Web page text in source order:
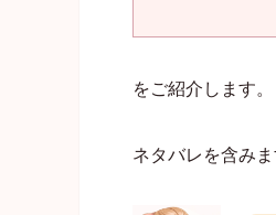
をご紹介します。
ネタバレを含み